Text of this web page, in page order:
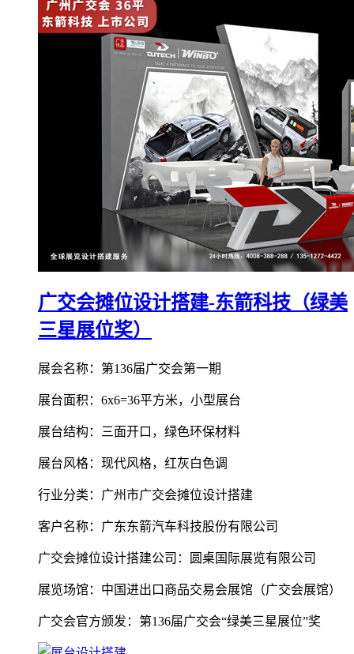
广交会摊位设计搭建-东箭科技（绿美
三星展位奖）
展会名称：第136届广交会第一期
展台面积：6x6=36平方米，小型展台
展台结构：三面开口，绿色环保材料
展台风格：现代风格，红灰白色调
行业分类：广州市广交会摊位设计搭建
客户名称：广东东箭汽车科技股份有限公司
广交会摊位设计搭建公司：圆桌国际展览有限公司
展览场馆：中国进出口商品交易会展馆（广交会展馆）
广交会官方颁发：第136届广交会“绿美三星展位”奖